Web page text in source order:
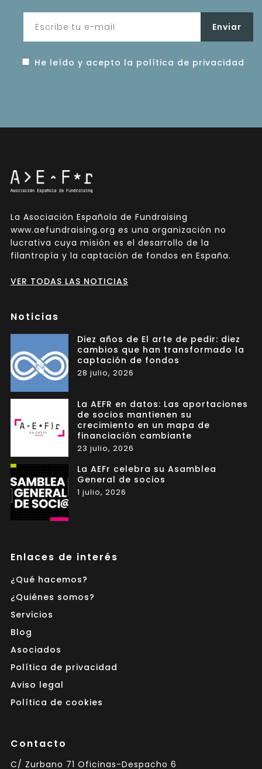
He leído y acepto la política de privacidad
La Asociación Española de Fundraising
www.aefundraising.org es una organización no
lucrativa cuya misión es el desarrollo de la
filantropía y la captación de fondos en España.
VER TODAS LAS NOTICIAS
Noticias
Diez años de El arte de pedir: diez
cambios que han transformado la
captación de fondos
28 julio, 2026
La AEFR en datos: Las aportaciones
de socios mantienen su
crecimiento en un mapa de
financiación cambiante
23 julio, 2026
La AEFr celebra su Asamblea
General de socios
1 julio, 2026
Enlaces de interés
¿Qué hacemos?
¿Quiénes somos?
Servicios
Blog
Asociados
Política de privacidad
Aviso legal
Política de cookies
Contacto
C/ Zurbano 71 Oficinas-Despacho 6